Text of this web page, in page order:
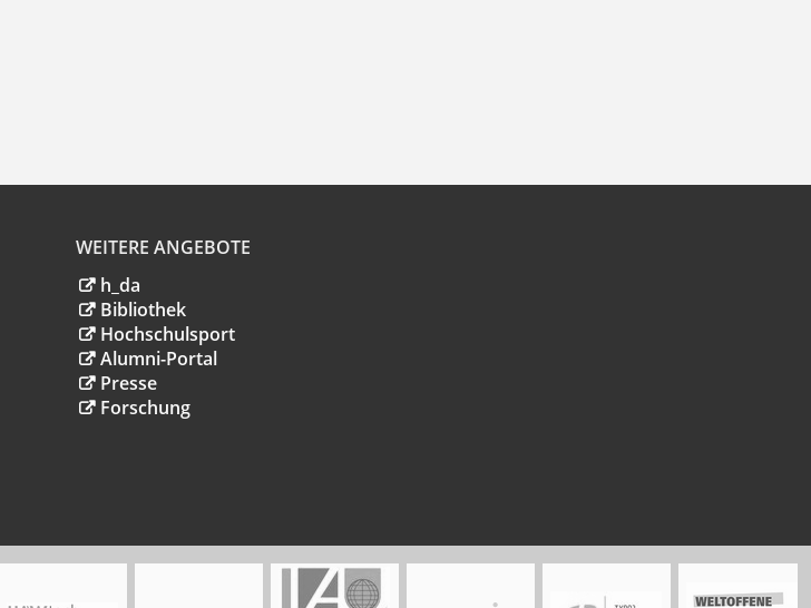
WEITERE ANGEBOTE
h_da
Bibliothek
Hochschulsport
Alumni-Portal
Presse
Forschung